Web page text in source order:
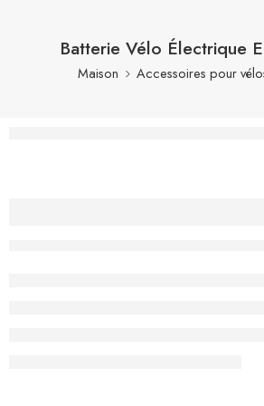
Batterie Vélo Électrique
Maison Accessoires pour